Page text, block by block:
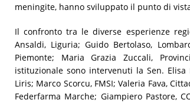
meningite, hanno sviluppato il punto di
Il confronto tra le diverse esperienze
Ansaldi, Liguria; Guido Bertolaso,
Piemonte; Maria Grazia Zuccali,
istituzionale sono intervenuti la Sen. Elisa
Liris; Marco Scorcu, FMSI; Valeria Fava,
Federfarma Marche; Giampiero Pastore,